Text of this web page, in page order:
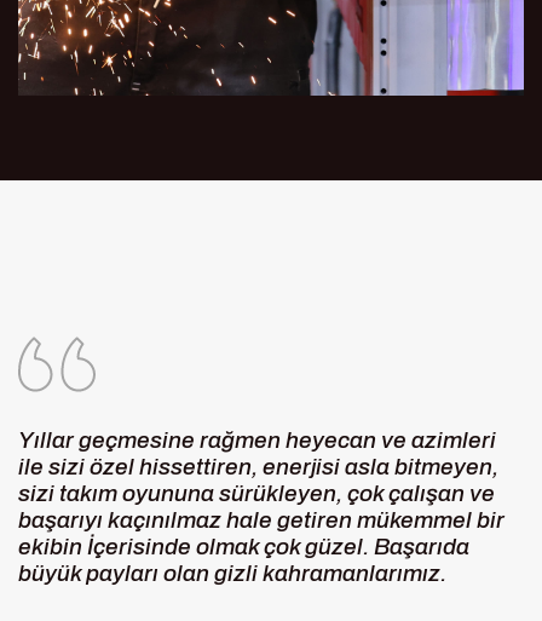
Yıllar geçmesine rağmen heyecan ve azimleri
ile sizi özel hissettiren, enerjisi asla bitmeyen,
sizi takım oyununa sürükleyen, çok çalışan ve
başarıyı kaçınılmaz hale getiren mükemmel bir
ekibin İçerisinde olmak çok güzel. Başarıda
büyük payları olan gizli kahramanlarımız.